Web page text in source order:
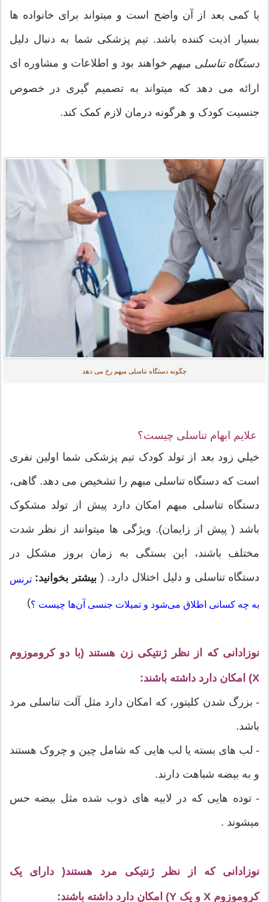
یا کمی بعد از آن واضح است و میتواند برای خانواده ها
بسیار اذیت کننده باشد. تیم پزشکی شما به دنبال دلیل
دستگاه تناسلی مبهم خواهند بود و اطلاعات و مشاوره ای
ارائه می دهد که میتواند به تصمیم گیری در خصوص
جنسیت کودک و هرگونه درمان لازم کمک کند.
چگونه دستگاه تناسلی مبهم رخ می دهد
علایم ابهام تناسلی چیست؟
خيلي زود بعد از تولد کودک تیم پزشکی شما اولین نفری
است که دستگاه تناسلی مبهم را تشخیص می دهد. گاهی،
دستگاه تناسلی مبهم امکان دارد پیش از تولد مشکوک
باشد ( پیش از زایمان). ویژگی ها میتوانند از نظر شدت
مختلف باشند، این بستگی به زمان بروز مشکل در
دستگاه تناسلی و دلیل اختلال دارد. ( بیشتر بخوانید:ترنس
به چه کسانی اطلاق می‌شود و تمیلات جنسی آن‌ها چیست ؟)
نوزادانی که از نظر ژنتیکی زن هستند (با دو کروموزوم
X) امکان دارد داشته باشند:
- بزرگ شدن کلیتور، که امکان دارد مثل آلت تناسلی مرد
باشد.
- لب های بسته یا لب هایی که شامل چین و چروک هستند
و به بیضه شباهت دارند.
- توده هایی که در لابیه های ذوب شده مثل بیضه حس
میشوند .
نوزادانی که از نظر ژنتیکی مرد هستند( دارای یک
کروموزوم X و یک Y) امکان دارد داشته باشند: